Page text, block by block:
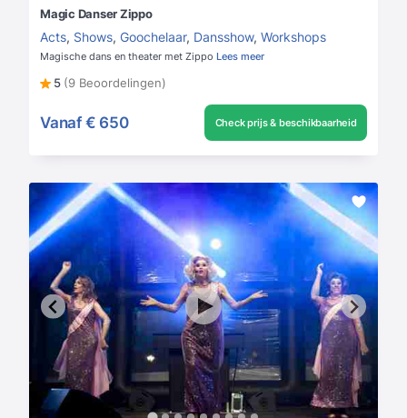
Magic Danser Zippo
Acts, Shows, Goochelaar, Dansshow, Workshops
Magische dans en theater met Zippo Lees meer
5 (9 Beoordelingen)
Vanaf € 650 Check prijs & beschikbaarheid